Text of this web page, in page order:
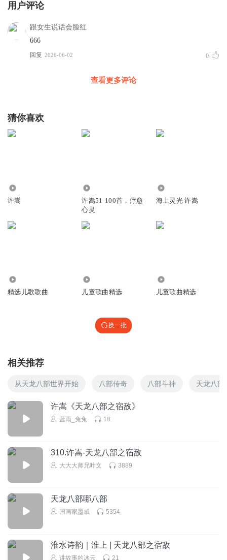
用户评论
跟女生说话会脸红
666
回复 2026-06-02 0
查看更多评论
猜你喜欢
许嵩
许嵩51-100首，疗愈
心灵
海上灵光 许嵩
精选儿歌歌曲 儿童歌曲精选 儿童歌曲精选
换一批
相关推荐
从天龙八部世界开始 八部传奇 八部斗神 天龙八部
许嵩《天龙八部之宿敌》
蓝雨_兔兔 18
310.许嵩-天龙八部之宿敌
大大大师兄叶文 3889
天龙八部哪八部
国画家墨威 5354
淮水诗韵｜淮上 | 天龙八部之宿敌
讲故事的冰云 21